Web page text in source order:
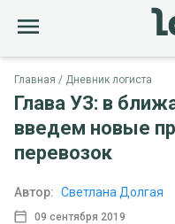
Главная Дневник логиста
Глава УЗ: в
введем новые
перевозок
09 сентября 2019
Автор: Светлана Долгая